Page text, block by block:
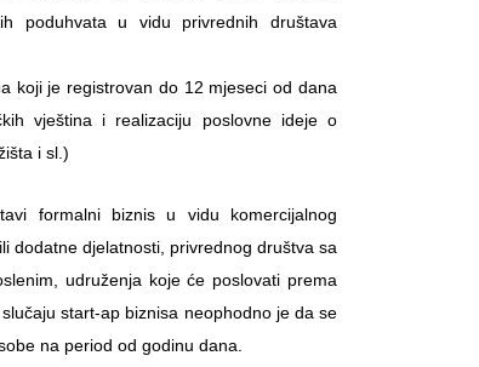
poduhvata u vidu privrednih društava
koji je registrovan do 12 mjeseci od dana
vještina i realizaciju poslovne ideje o
i sl.)
formalni biznis u vidu komercijalnog
dodatne djelatnosti, privrednog društva sa
udruženja koje će poslovati prema
start-ap biznisa neophodno je da se
na period od godinu dana.